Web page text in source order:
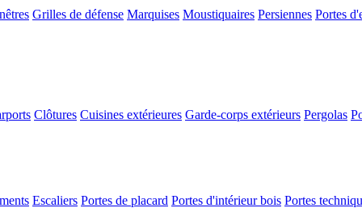
Grilles de défense Marquises Moustiquaires Persiennes Portes
Clôtures Cuisines extérieures Garde-corps extérieurs Pergolas
Escaliers Portes de placard Portes d'intérieur bois Portes